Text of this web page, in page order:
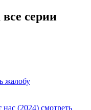
серии
жалобу